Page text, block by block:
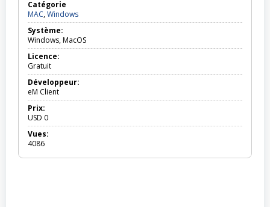
Catégorie
MAC,WindowsMAC,
Windows
Système:
Windows, MacOS
Licence:
Gratuit
Développeur:
eM Client
Prix:
USD 0
Vues:
4086